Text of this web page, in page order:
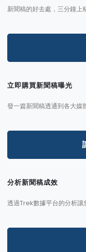
新聞稿的好去處，三分鐘上
立即購買新聞稿曝光
發一篇新聞稿透通到各大媒
分析新聞稿成效
透過Trek數據平台的分析讓